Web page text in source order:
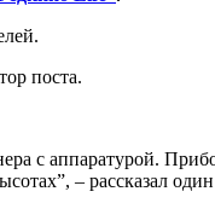
поста.
с аппаратурой.
– рассказал один